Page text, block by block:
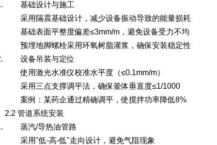
基础设计与施工
采用隔震基础设计，减少设备振动导致的能量损耗
基础表面平整度偏差≤3mm/m，避免设备受力不均
预埋地脚螺栓采用环氧树脂灌浆，确保安装稳定性
设备吊装与定位
使用激光水准仪校准水平度（≤0.1mm/m）
采用三点支撑调平法，确保釜体垂直度≤1/1000
案例：某药企通过精确调平，使搅拌功率降低8%
2.2 管道系统安装
蒸汽/导热油管路
采用"低-高-低"走向设计，避免气阻现象